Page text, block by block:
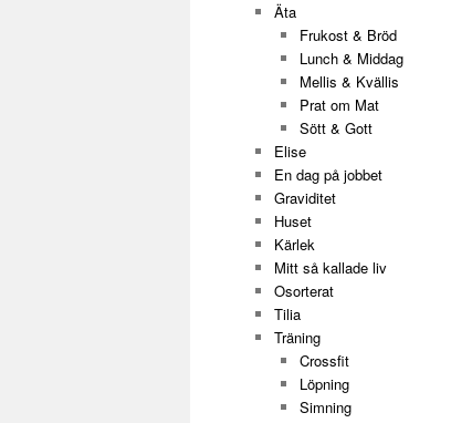
Äta
Frukost & Bröd
Lunch & Middag
Mellis & Kvällis
Prat om Mat
Sött & Gott
Elise
En dag på jobbet
Graviditet
Huset
Kärlek
Mitt så kallade liv
Osorterat
Tilia
Träning
Crossfit
Löpning
Simning